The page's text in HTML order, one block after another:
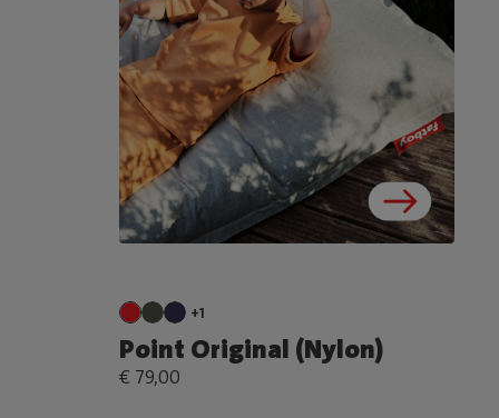
+1
Point Original (Nylon)
€ 79,00